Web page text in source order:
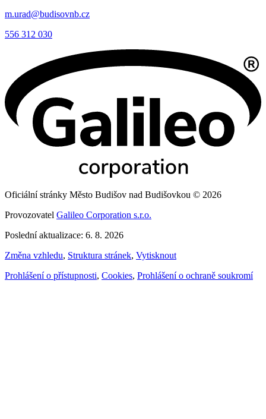
m.urad@budisovnb.cz
556 312 030
Oficiální stránky Město Budišov nad Budišovkou © 2026
Provozovatel Galileo Corporation s.r.o.
Poslední aktualizace: 6. 8. 2026
Změna vzhledu, Struktura stránek, Vytisknout
Prohlášení o přístupnosti, Cookies, Prohlášení o ochraně soukromí